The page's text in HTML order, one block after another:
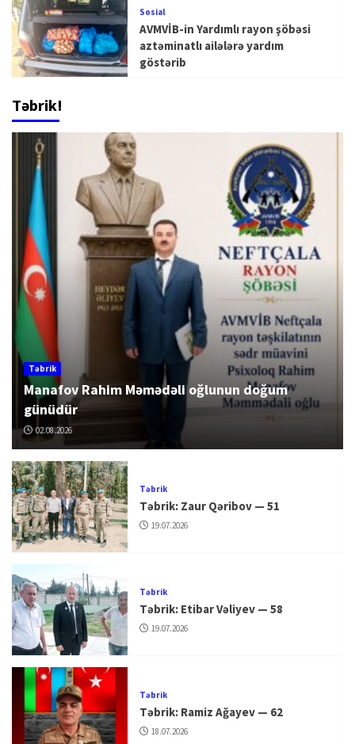
Sosial
AVMVİB-in Yardımlı rayon şöbəsi
aztəminatlı ailələrə yardım
göstərib
Təbrik!
Təbrik
Manafov Rahim Məmədəli oğlunun doğum
günüdür
02.08.2026
Təbrik
Təbrik: Zaur Qəribov — 51
19.07.2026
Təbrik
Təbrik: Etibar Vəliyev — 58
19.07.2026
Təbrik
Təbrik: Ramiz Ağayev — 62
18.07.2026